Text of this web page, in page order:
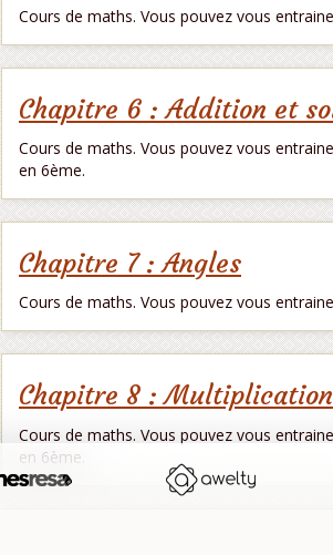
Cours de maths. Vous pouvez vous
Chapitre 6 : Addition et
Cours de maths. Vous pouvez vous
en 6ème.
Chapitre 7 : Angles
Cours de maths. Vous pouvez vous
Chapitre 8 : Multiplication
Cours de maths. Vous pouvez vous
en 6ème.